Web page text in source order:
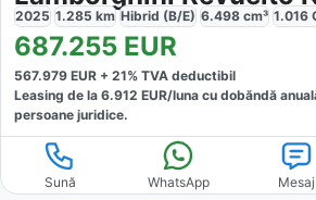
2025 1.285 km Hibrid (B/E) 6.498 cm³ 1.016
687.255 EUR
567.979 EUR + 21% TVA deductibil
Leasing de la 6.912 EUR/luna cu dobăndă
persoane juridice.
Sună WhatsApp Mesaj